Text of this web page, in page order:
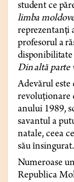
student ce
limba
reprezentanți
profesorul a
Din altă parte
Adevărul este
revoluţionare
anului 1989,
savantul a
natale, ceea
său însingurat.
Numeroase
Republica